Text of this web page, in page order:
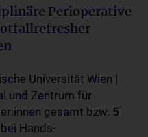
Perioperative
Universität Wien |
und Zentrum für
gesamt bzw. 5
Hands-